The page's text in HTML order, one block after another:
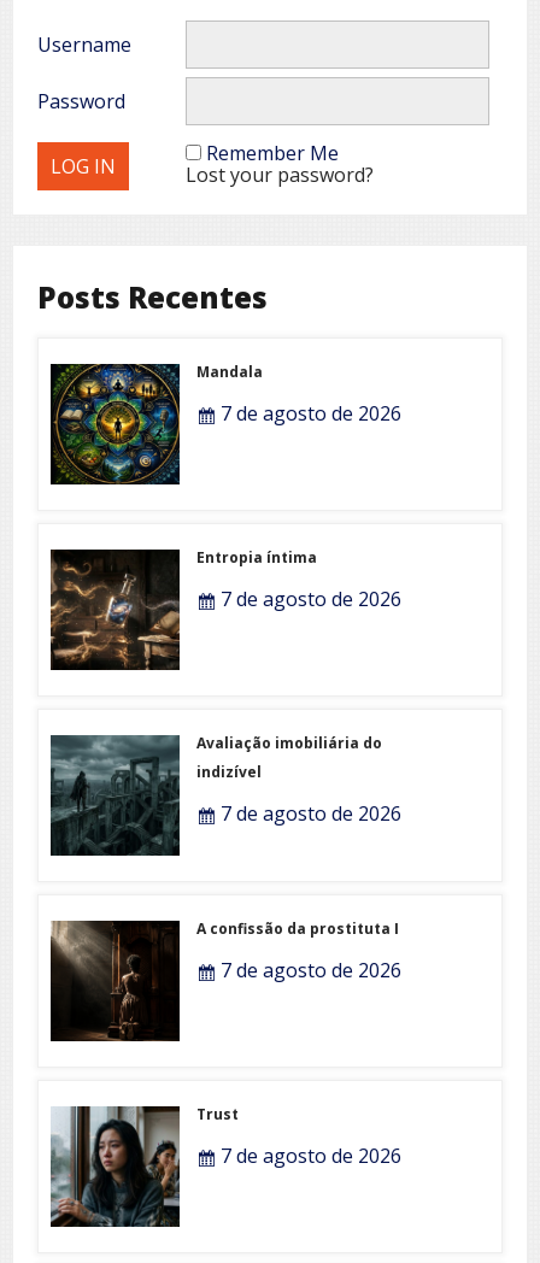
Username
Password
Remember Me
Lost your password?
Posts Recentes
Mandala
7 de agosto de 2026
Entropia íntima
7 de agosto de 2026
Avaliação imobiliária do
indizível
7 de agosto de 2026
A confissão da prostituta I
7 de agosto de 2026
Trust
7 de agosto de 2026